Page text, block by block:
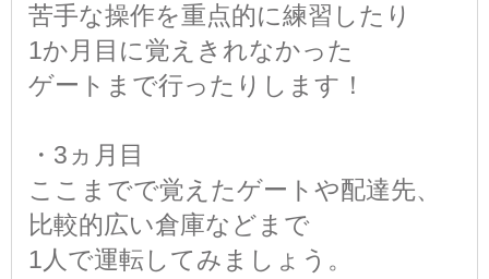
苦手な操作を重点的に練習したり
1か月目に覚えきれなかった
ゲートまで行ったりします！
・3ヵ月目
ここまでで覚えたゲートや配達先、
比較的広い倉庫などまで
1人で運転してみましょう。